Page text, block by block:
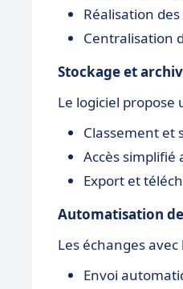
Réalisation
Centralisation
Stockage et
Le logiciel propose
Classement et
Accès
Export et
Automatisation
Les échanges
Envoi